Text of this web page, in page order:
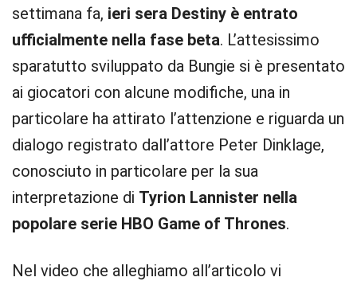
settimana fa, ieri sera Destiny è entrato
ufficialmente nella fase beta. L’attesissimo
sparatutto sviluppato da Bungie si è presentato
ai giocatori con alcune modifiche, una in
particolare ha attirato l’attenzione e riguarda un
dialogo registrato dall’attore Peter Dinklage,
conosciuto in particolare per la sua
interpretazione di Tyrion Lannister nella
popolare serie HBO Game of Thrones.
Nel video che alleghiamo all’articolo vi